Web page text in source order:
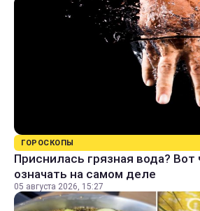
ГОРОСКОПЫ
Приснилась грязная вода?
означать на самом деле
05 августа 2026, 15:27